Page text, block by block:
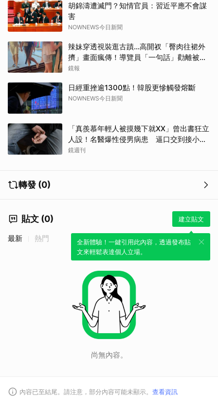
胡錦濤遭滅門？知情官員：習近平應不會謀
害
NOWNEWS今日新聞
辣妹穿透視裝逛古蹟…高開衩「臀肉往裙外
擠」畫面瘋傳！導覽員「一句話」勸離被狂
讚
鏡報
日經重挫逾1300點！韓股更慘觸發熔斷
NOWNEWS今日新聞
「真羨慕年輕人被摸幾下就XX」曾出書狂立
人設！名醫爆性侵男病患 逼口交到接小孩
鬧鐘響才停
鏡週刊
轉發 (0)
貼文 (0) 建立貼文
全新體驗！一鍵引用此內容，透過發布貼
文來輕鬆表達個人立場。
最新 熱門
尚無內容。
內容已至結尾。請注意，部分內容可能未顯示。 查看資訊